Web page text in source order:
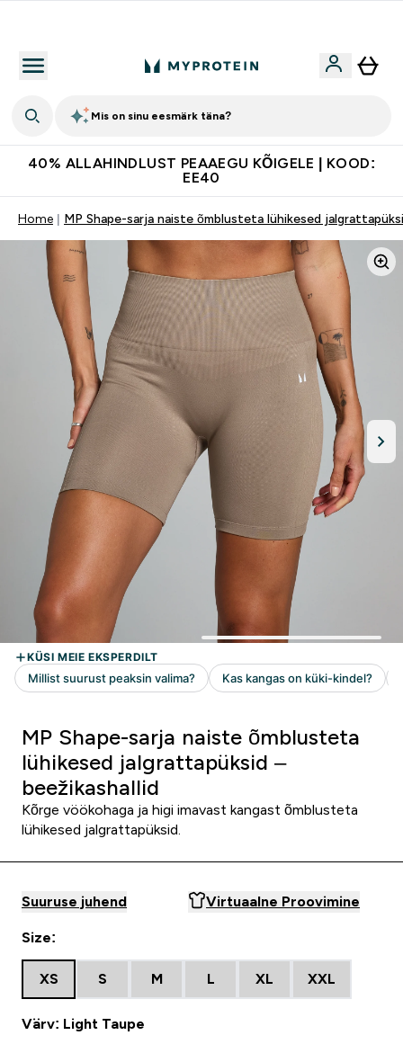
Mis on sinu eesmärk täna?
40% ALLAHINDLUST PEAAEGU KÕIGELE | KOOD:
EE40
Home MP Shape-sarja naiste õmblusteta lühikesed
MP Shape-sarja naiste õmblusteta
lühikesed jalgrattapüksid –
beežikashallid
Kõrge vöökohaga ja higi imavast kangast õmblusteta
lühikesed jalgrattapüksid.
Suuruse juhend Virtuaalne Proovimine
Size:
XS S M L XL XXL
Värv: Light Taupe